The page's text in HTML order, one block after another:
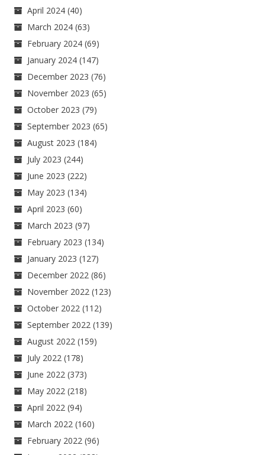
April 2024 (40)
March 2024 (63)
February 2024 (69)
January 2024 (147)
December 2023 (76)
November 2023 (65)
October 2023 (79)
September 2023 (65)
August 2023 (184)
July 2023 (244)
June 2023 (222)
May 2023 (134)
April 2023 (60)
March 2023 (97)
February 2023 (134)
January 2023 (127)
December 2022 (86)
November 2022 (123)
October 2022 (112)
September 2022 (139)
August 2022 (159)
July 2022 (178)
June 2022 (373)
May 2022 (218)
April 2022 (94)
March 2022 (160)
February 2022 (96)